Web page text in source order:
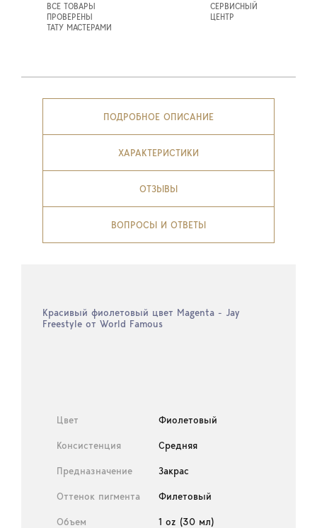
ВСЕ ТОВАРЫ
ПРОВЕРЕНЫ
ТАТУ МАСТЕРАМИ
СЕРВИСНЫЙ
ЦЕНТР
ПОДРОБНОЕ ОПИСАНИЕ
ХАРАКТЕРИСТИКИ
ОТЗЫВЫ
ВОПРОСЫ И ОТВЕТЫ
Красивый фиолетовый цвет Magenta - Jay
Freestyle от World Famous
Цвет Фиолетовый
Консистенция Средняя
Предназначение Закрас
Оттенок пигмента Филетовый
Объем 1 oz (30 мл)